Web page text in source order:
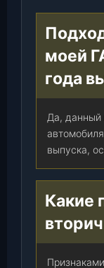
7
1
R
9
моей
года
Да, данный
выпуска,
Какие